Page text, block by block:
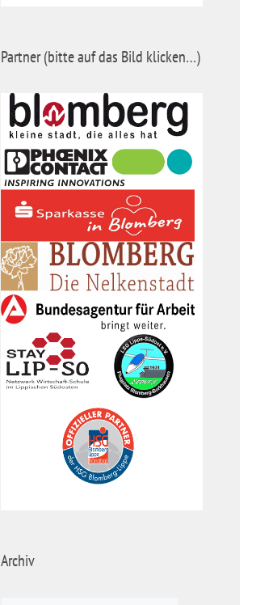
Partner (bitte auf das Bild klicken…)
Archiv